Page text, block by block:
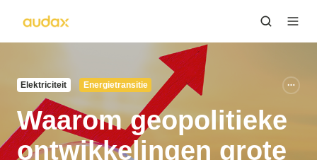
Elektriciteit Energietransitie
Waarom geopolitieke
ontwikkelingen grote